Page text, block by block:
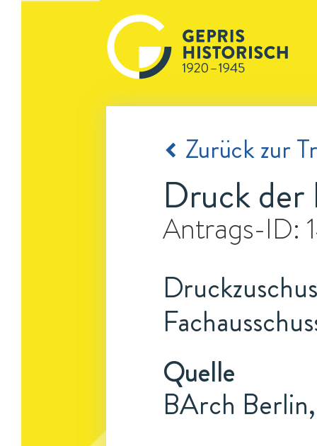
Zurück zur
Druck
Antrags-ID:
Quelle
BArch